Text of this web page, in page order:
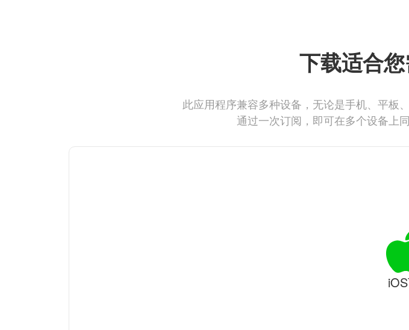
下载适合
此应用程序兼容多种设备，无论是手机、平板
通过一次订阅，即可在多个设备上